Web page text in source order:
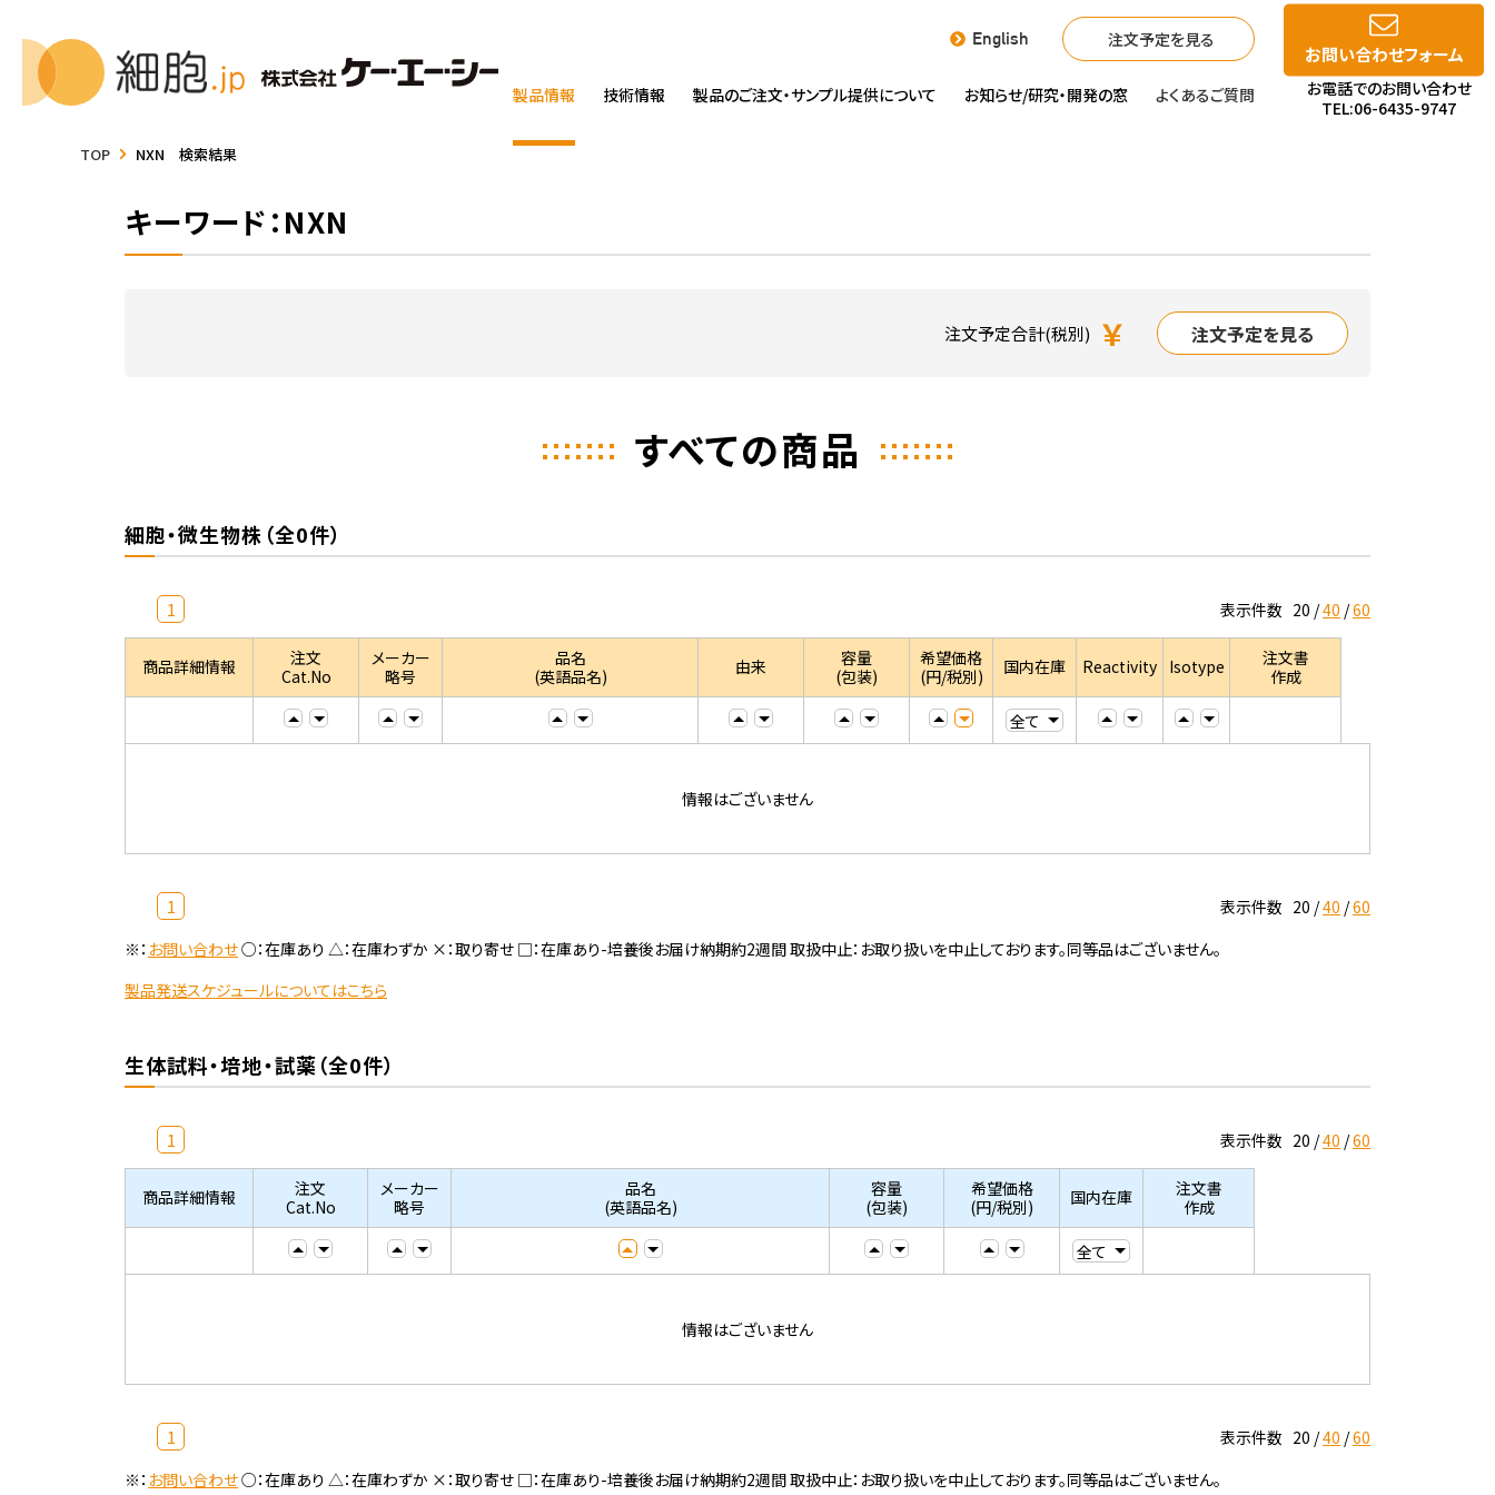
English 注文予定を見る
製品情報 技術情報 製品のご注文・サンプル提供について お知らせ/研究・開発の窓 よくあるご質問
お問い合わせフォーム
お電話でのお問い合わせ
TEL:06-6435-9747
TOP NXN 検索結果
キーワード：NXN
注文予定合計(税別) ￥ 注文予定を見る
すべての商品
細胞・微生物株（全0件）
1 表示件数 20 40 60
商品詳細情報
注文
Cat.No
メーカー
略号
品名
(英語品名)
由来
容量
(包装)
希望価格
(円/税別)
国内在庫 Reactivity Isotype
注文書
作成
情報はございません
1 表示件数 20 40 60
※： お問い合わせ○：在庫あり △：在庫わずか ×：取り寄せ □：在庫あり-培養後お届け納期約2週間 取扱中止：お取り扱いを中止しております。同等品はございません。
製品発送スケジュールについてはこちら
生体試料・培地・試薬（全0件）
1 表示件数 20 40 60
商品詳細情報
注文
Cat.No
メーカー
略号
品名
(英語品名)
容量
(包装)
希望価格
(円/税別)
国内在庫
注文書
作成
情報はございません
1 表示件数 20 40 60
※： お問い合わせ○：在庫あり △：在庫わずか ×：取り寄せ □：在庫あり-培養後お届け納期約2週間 取扱中止：お取り扱いを中止しております。同等品はございません。